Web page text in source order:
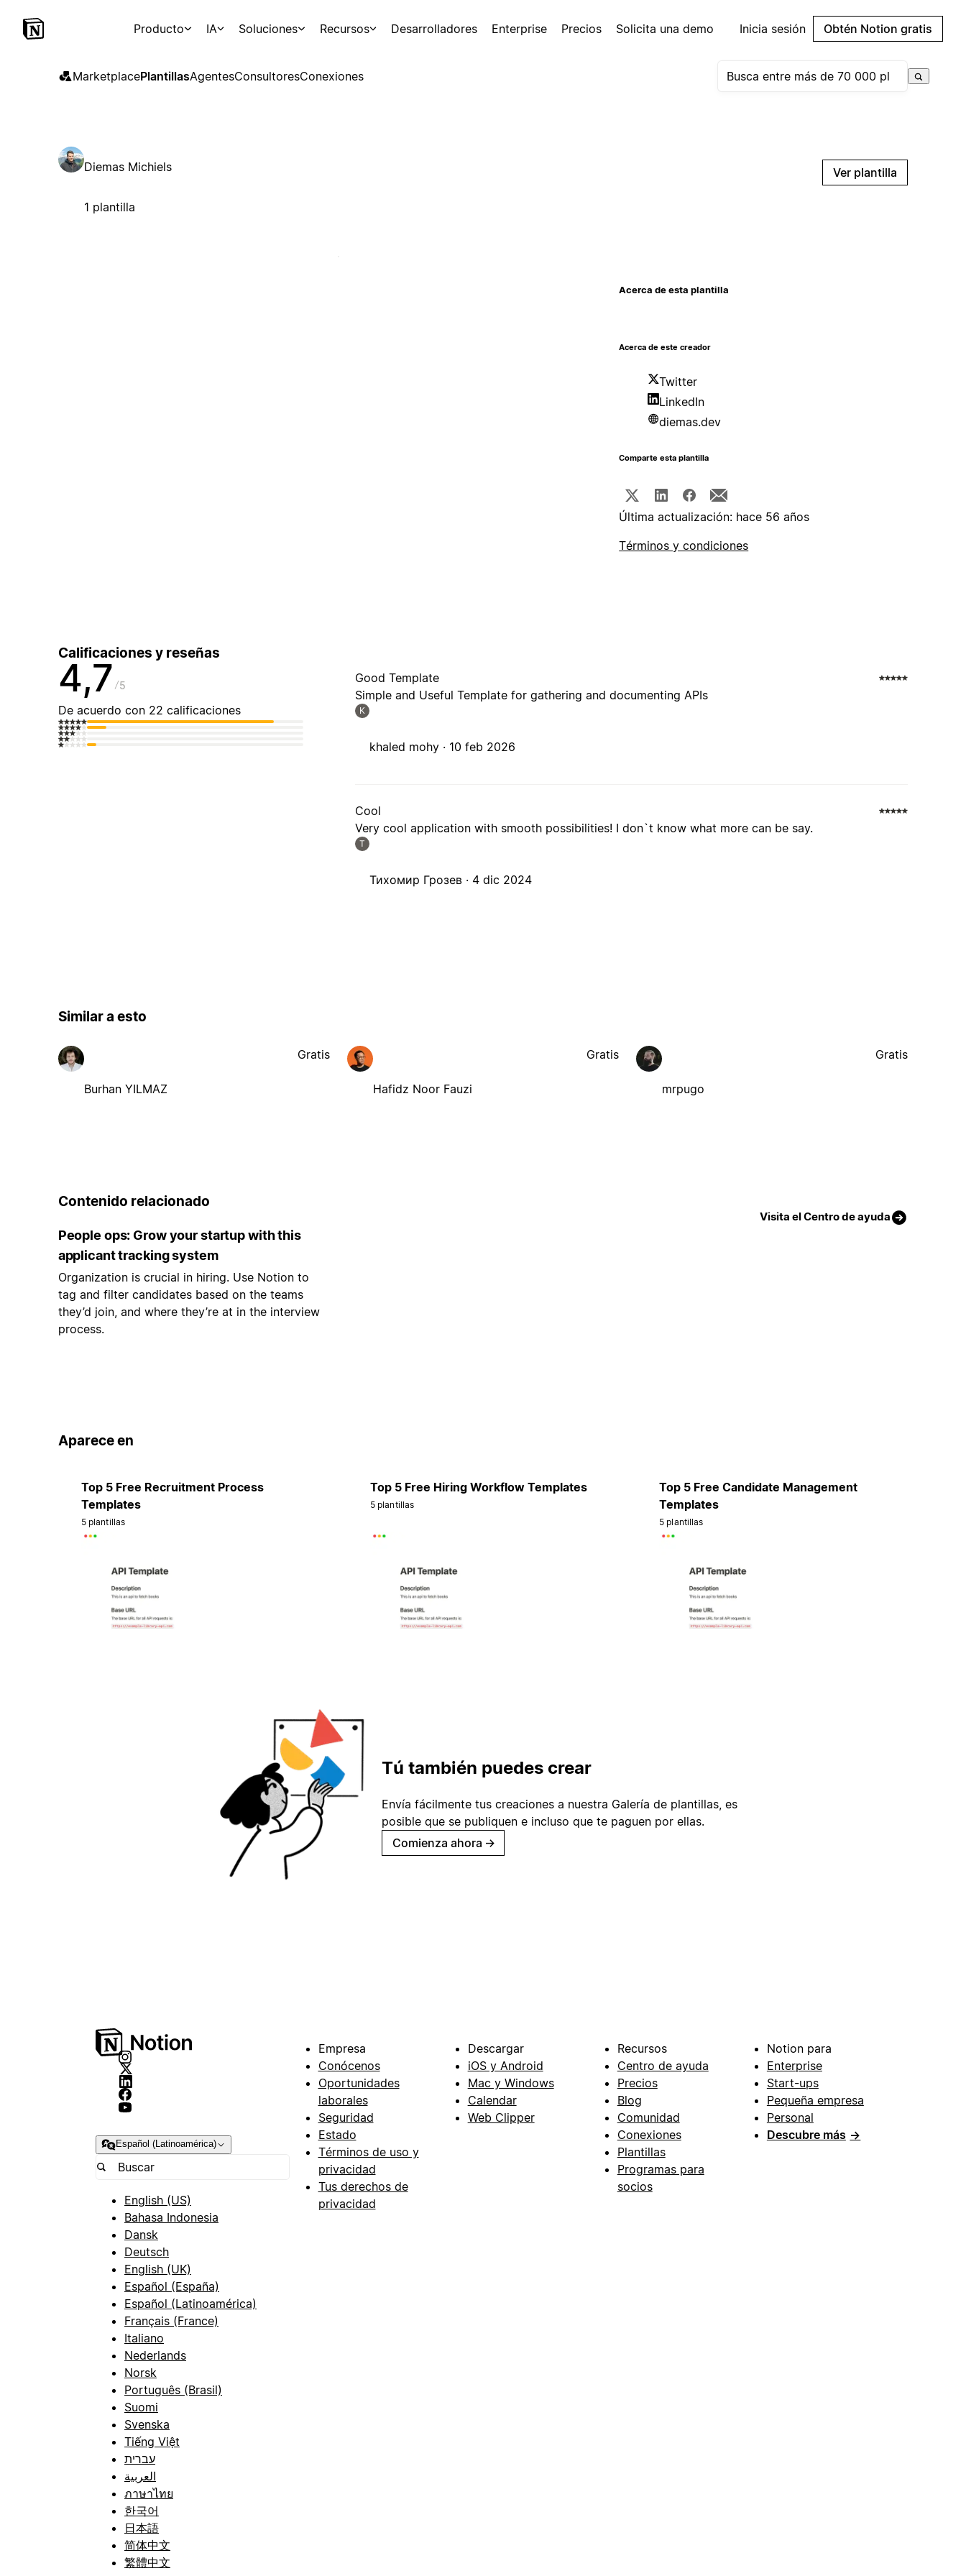
Producto IA Soluciones Recursos Desarrolladores Enterprise Precios Solicita una demo Inicia sesión Obtén Notion gratis
MarketplacePlantillasAgentesConsultoresConexiones
Diemas Michiels
1 plantilla
Ver plantilla
Acerca de esta plantilla
Acerca de este creador
Twitter
LinkedIn
diemas.dev
Comparte esta plantilla
Última actualización: hace 56 años
Términos y condiciones
Calificaciones y reseñas
4,7 5
De acuerdo con 22 calificaciones
Good Template
Simple and Useful Template for gathering and documenting APIs
K
khaled mohy · 10 feb 2026
Cool
Very cool application with smooth possibilities! I don`t know what more can be say.
Т
Тихомир Грозев · 4 dic 2024
Similar a esto
Burhan YILMAZ
Gratis
Hafidz Noor Fauzi
Gratis
mrpugo
Gratis
Contenido relacionado
Visita el Centro de ayuda
People ops: Grow your startup with this
applicant tracking system
Organization is crucial in hiring. Use Notion to
tag and filter candidates based on the teams
they’d join, and where they’re at in the interview
process.
Aparece en
Top 5 Free Recruitment Process
Templates
5 plantillas
Top 5 Free Hiring Workflow Templates
5 plantillas
Top 5 Free Candidate Management
Templates
5 plantillas
Tú también puedes crear
Envía fácilmente tus creaciones a nuestra Galería de plantillas, es
posible que se publiquen e incluso que te paguen por ellas.
Comienza ahora →
Español (Latinoamérica)
English (US)
Bahasa Indonesia
Dansk
Deutsch
English (UK)
Español (España)
Español (Latinoamérica)
Français (France)
Italiano
Nederlands
Norsk
Português (Brasil)
Suomi
Svenska
Tiếng Việt
עברית
العربية
ภาษาไทย
한국어
日本語
简体中文
繁體中文
Empresa
Conócenos
Oportunidades
laborales
Seguridad
Estado
Términos de uso y
privacidad
Tus derechos de
privacidad
Descargar
iOS y Android
Mac y Windows
Calendar
Web Clipper
Recursos
Centro de ayuda
Precios
Blog
Comunidad
Conexiones
Plantillas
Programas para
socios
Notion para
Enterprise
Start-ups
Pequeña empresa
Personal
Descubre más →